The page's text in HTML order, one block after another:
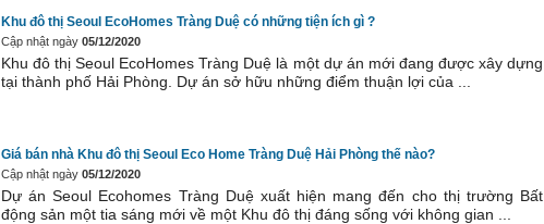
Khu đô thị Seoul EcoHomes Tràng Duệ có những tiện ích gì ?
Cập nhật ngày 05/12/2020
Khu đô thị Seoul EcoHomes Tràng Duệ là một dự án mới đang được xây dựng
tại thành phố Hải Phòng. Dự án sở hữu những điểm thuận lợi của ...
Giá bán nhà Khu đô thị Seoul Eco Home Tràng Duệ Hải Phòng thế nào?
Cập nhật ngày 05/12/2020
Dự án Seoul Ecohomes Tràng Duệ xuất hiện mang đến cho thị trường Bất
động sản một tia sáng mới về một Khu đô thị đáng sống với không gian ...